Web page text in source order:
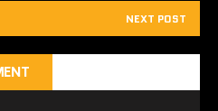
NEXT POST